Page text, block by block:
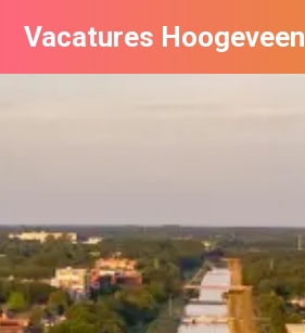
Vacatures Hoogeveen
Vacatures per bedrijf